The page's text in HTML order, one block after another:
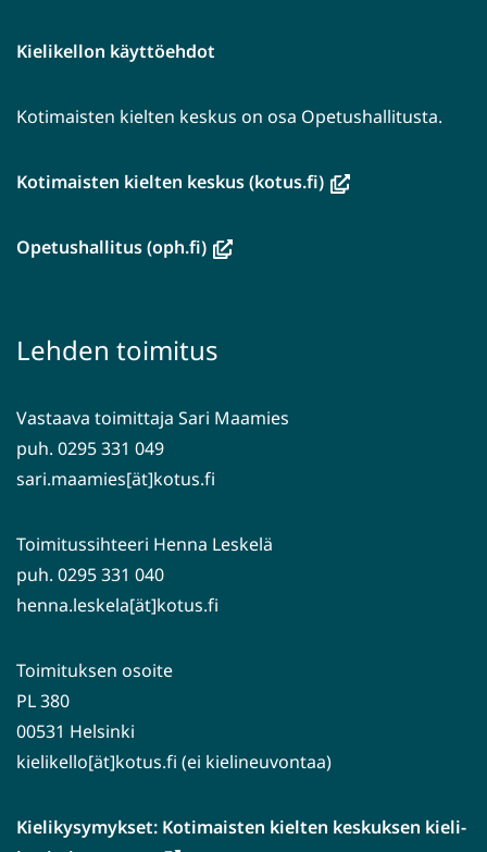
Kielikellon käyttöehdot
Kotimaisten kielten keskus on osa Opetushallitusta.
Kotimaisten kielten keskus (kotus.fi)(avautuu
Opetushallitus (oph.fi)(avautuu
toiseen
Lehden toimitus
Vastaava toimittaja Sari Maamies
puh. 0295 331 049
sari.maamies[ät]kotus.fi
Toimitussihteeri Henna Leskelä
puh. 0295 331 040
henna.leskela[ät]kotus.fi
Toimituksen osoite
PL 380
00531 Helsinki
kielikello[ät]kotus.fi (ei kielineuvontaa)
Kielikysymykset: Kotimaisten kielten keskuksen kieli-